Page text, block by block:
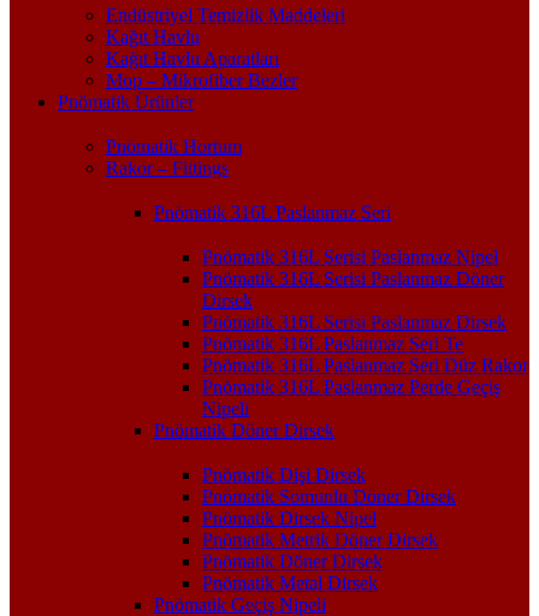
Endüstriyel Temizlik Maddeleri
Kağıt Havlu
Kağıt Havlu Aparatları
Mop – Mikrofiber Bezler
Pnömatik Ürünler
Pnömatik Hortum
Rakor – Fittings
Pnömatik 316L Paslanmaz Seri
Pnömatik 316L Serisi Paslanmaz Nipel
Pnömatik 316L Serisi Paslanmaz Döner
Dirsek
Pnömatik 316L Serisi Paslanmaz Dirsek
Pnömatik 316L Paslanmaz Seri Te
Pnömatik 316L Paslanmaz Seri Düz Rakor
Pnömatik 316L Paslanmaz Perde Geçiş
Nipeli
Pnömatik Döner Dirsek
Pnömatik Dişi Dirsek
Pnömatik Somunlu Döner Dirsek
Pnömatik Dirsek Nipel
Pnömatik Metrik Döner Dirsek
Pnömatik Döner Dirsek
Pnömatik Metal Dirsek
Pnömatik Geçiş Nipeli